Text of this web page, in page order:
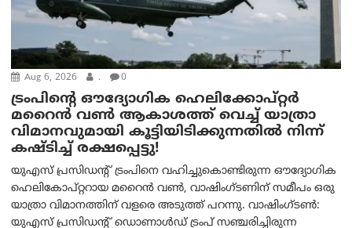
Aug 6, 2026 . 0
ട്രം‌പിന്റെ ഔദ്യോഗിക ഹെലിക്കോപ്റ്റര്‍
മറൈന്‍ വണ്‍ ആകാശത്ത് വെച്ച് യാത്രാ
വിമാനവുമായി കൂട്ടിയിടിക്കുന്നതിൽ നിന്ന്
കഷ്ടിച്ച് രക്ഷപ്പെട്ടു!
യുഎസ് പ്രസിഡന്റ് ട്രംപിനെ വഹിച്ചുകൊണ്ടിരുന്ന ഔദ്യോഗിക
ഹെലികോപ്റ്ററായ മറൈൻ വൺ, വാഷിംഗ്ടണിന് സമീപം ഒരു
യാത്രാ വിമാനത്തിന് വളരെ അടുത്ത് പറന്നു. വാഷിംഗ്ടണ്‍:
യുഎസ് പ്രസിഡന്റ് ഡൊണാൾഡ് ട്രംപ് സഞ്ചരിച്ചിരുന്ന